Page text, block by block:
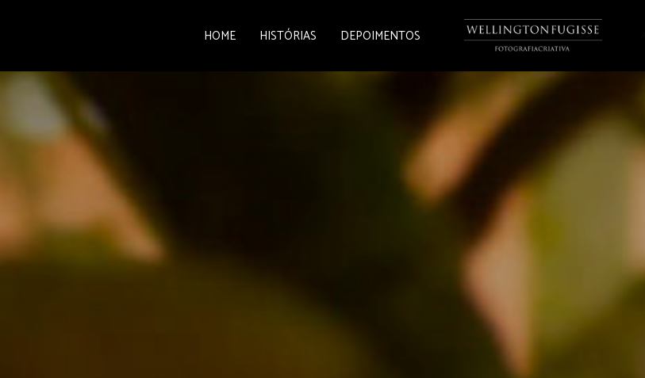
HOME HISTÓRIAS DEPOIMENTOS